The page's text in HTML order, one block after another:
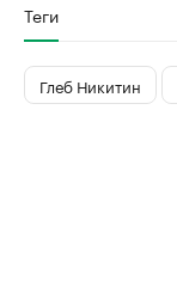
Теги
Глеб Никитин